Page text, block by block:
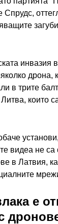
инвазия
дрона,
в трите
които
видеа не
в Латвия,
е